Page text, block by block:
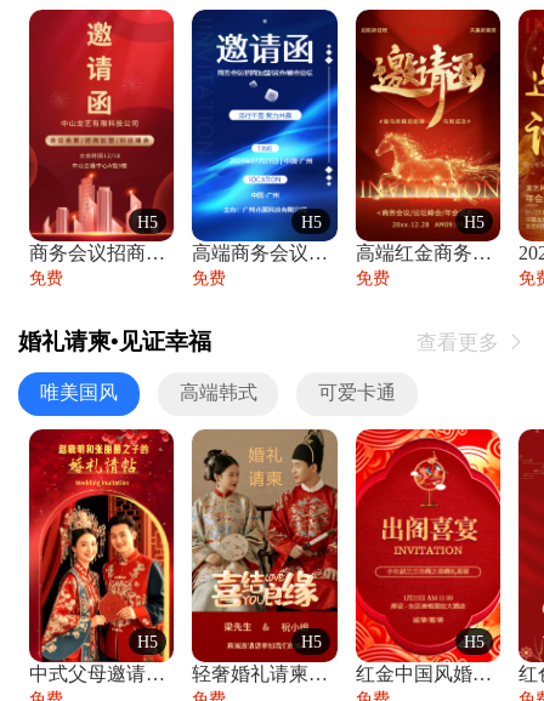
H5
商务会议招商展会科技峰会邀请函年会邀请
免费
H5
高端商务会议招商加盟展会峰会论坛邀请函
免费
H5
高端红金商务会议年会年终盛典答谢邀请函
免费 免
婚礼请柬•见证幸福 查看更多 
唯美国风 高端韩式 可爱卡通
H5
中式父母邀请函婚礼结婚请柬请贴父母邀请方
H5
轻奢婚礼请柬婚礼邀请函结婚照请帖
H5
红金中国风婚礼请柬出阁喜宴嫁女请帖出阁宴